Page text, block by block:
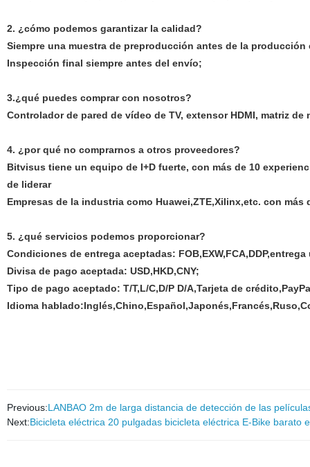
2. ¿cómo podemos garantizar la calidad?
Siempre una muestra de preproducción antes de la producción
Inspección final siempre antes del envío;
3.¿qué puedes comprar con nosotros?
Controlador de pared de vídeo de TV, extensor HDMI, matriz
4. ¿por qué no comprarnos a otros proveedores?
Bitvisus tiene un equipo de I+D fuerte, con más de 10
de liderar
Empresas de la industria como Huawei,ZTE,Xilinx,etc. con
5. ¿qué servicios podemos proporcionar?
Condiciones de entrega aceptadas:
Divisa de pago aceptada: USD,HKD,CNY;
Tipo de pago aceptado: T/T,L/C,D/P D/A,Tarjeta de
Idioma
Previous:LANBAO 2m de larga distancia de detección de las
Next:Bicicleta eléctrica 20 pulgadas bicicleta eléctrica E-Bike